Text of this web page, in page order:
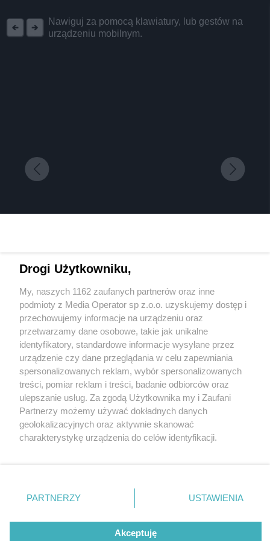
Nawiguj za pomocą klawiatury, lub gestów na
urządzeniu mobilnym.
sercu Międzyzdrojów – Bel Mare i Aqua Resort
4 / 1
Wydawca mediów lokalnych
Nie zapomnij
zapoznać się z:
polityką prywatności
Twojemiasto
Piekary Śląskie
Chorzów
Tarnowskie Góry
Gliwice
Skontakuj sięz nami
Kontakt
Redakcja
Newsletter
Drogi Użytkowniku,
My, naszych 1162 zaufanych partnerów oraz inne
podmioty z Media Operator sp z.o.o. uzyskujemy dostęp i
przechowujemy informacje na urządzeniu oraz
przetwarzamy dane osobowe, takie jak unikalne
identyfikatory, standardowe informacje wysyłane przez
urządzenie czy dane przeglądania w celu zapewniania
spersonalizowanych reklam, wybór spersonalizowanych
treści, pomiar reklam i treści, badanie odbiorców oraz
ulepszanie usług. Za zgodą Użytkownika my i Zaufani
Partnerzy możemy używać dokładnych danych
geolokalizacyjnych oraz aktywnie skanować
charakterystykę urządzenia do celów identyfikacji.
zmienić/wycofać klikając przycisk ustawień prywatności
znajdujący się w lewym dolnym rogu strony
rodzaje przetwarzania danych nie wymagają zgody
użytkownika, ale masz prawo sprzeciwić się takiemu
PARTNERZY USTAWIENIA
Akceptuję